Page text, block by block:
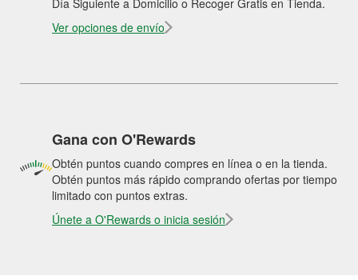
Día Siguiente a Domicilio o Recoger Gratis en Tienda.
Ver opciones de envío
Gana con O'Rewards
Obtén puntos cuando compres en línea o en la tienda.
Obtén puntos más rápido comprando ofertas por tiempo
limitado con puntos extras.
Únete a O'Rewards o inicia sesión